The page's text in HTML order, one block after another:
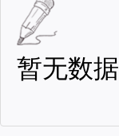
暂无数据